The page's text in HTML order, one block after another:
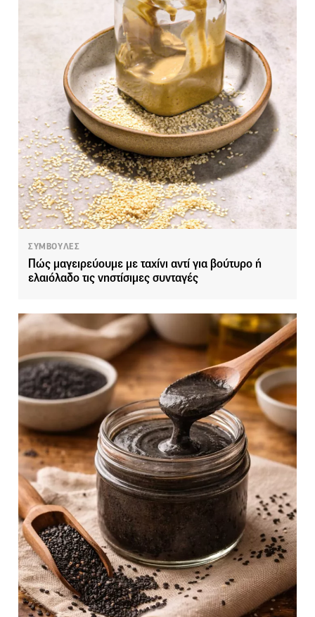
ΣΥΜΒΟΥΛΕΣ
Πώς μαγειρεύουμε με ταχίνι αντί για βούτυρο ή
ελαιόλαδο τις νηστίσιμες συνταγές